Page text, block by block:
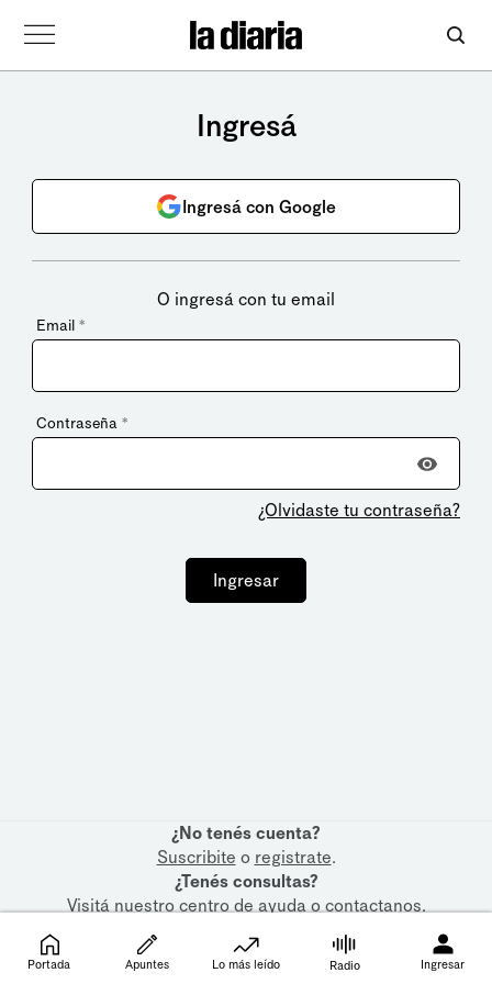
Ingresá
Ingresá con Google
O ingresá con tu email
Email *
Contraseña *
¿Olvidaste tu contraseña?
Ingresar
¿No tenés cuenta?
Suscribite o registrate.
¿Tenés consultas?
Visitá nuestrocentro de ayudaocontactanos.
Portada Apuntes Lo más leído Radio Ingresar